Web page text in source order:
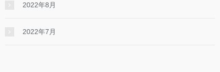
2022年8月
2022年7月